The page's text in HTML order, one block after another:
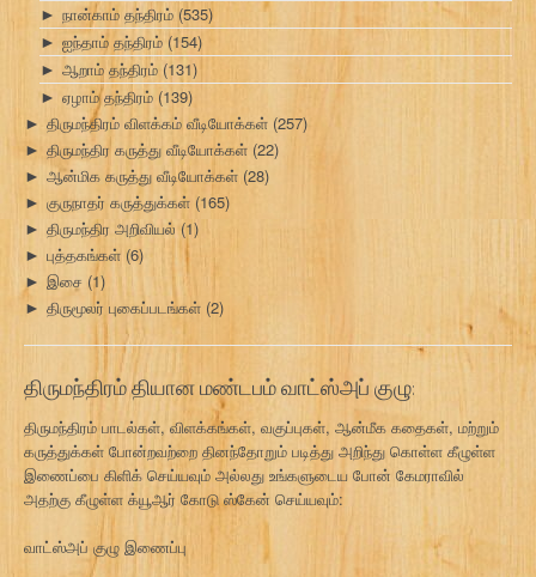
► நான்காம் தந்திரம் (535)
► ஐந்தாம் தந்திரம் (154)
► ஆறாம் தந்திரம் (131)
► ஏழாம் தந்திரம் (139)
► திருமந்திரம் விளக்கம் வீடியோக்கள் (257)
► திருமந்திர கருத்து வீடியோக்கள் (22)
► ஆன்மிக கருத்து வீடியோக்கள் (28)
► குருநாதர் கருத்துக்கள் (165)
► திருமந்திர அறிவியல் (1)
► புத்தகங்கள் (6)
► இசை (1)
► திருமூலர் புகைப்படங்கள் (2)
திருமந்திரம் தியான மண்டபம் வாட்ஸ்அப் குழு:
திருமந்திரம் பாடல்கள், விளக்கங்கள், வகுப்புகள், ஆன்மீக கதைகள், மற்றும்
கருத்துக்கள் போன்றவற்றை தினந்தோறும் படித்து அறிந்து கொள்ள கீழுள்ள
இணைப்பை கிளிக் செய்யவும் அல்லது உங்களுடைய போன் கேமராவில்
அதற்கு கீழுள்ள க்யூஆர் கோடு ஸ்கேன் செய்யவும்:
வாட்ஸ்அப் குழு இணைப்பு